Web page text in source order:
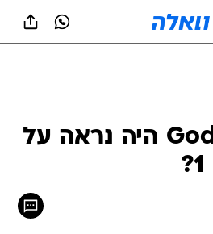
איך God of War היה נראה על